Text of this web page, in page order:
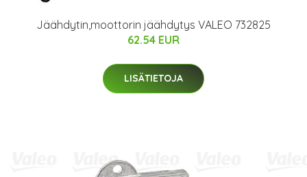
Jäähdytin,moottorin jäähdytys VALEO 732825
62.54 EUR
LISÄTIETOJA